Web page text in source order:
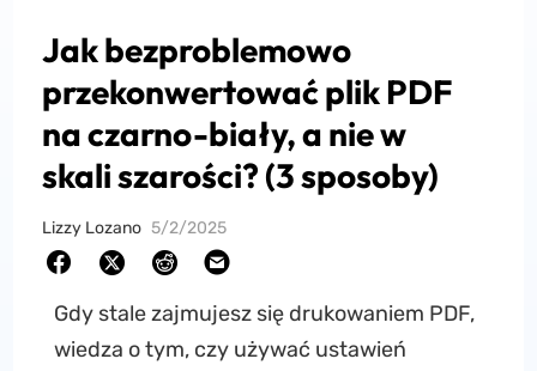
Jak bezproblemowo
przekonwertować plik PDF
na czarno-biały, a nie w
skali szarości? (3 sposoby)
Lizzy Lozano 5/2/2025
Gdy stale zajmujesz się drukowaniem PDF,
wiedza o tym, czy używać ustawień